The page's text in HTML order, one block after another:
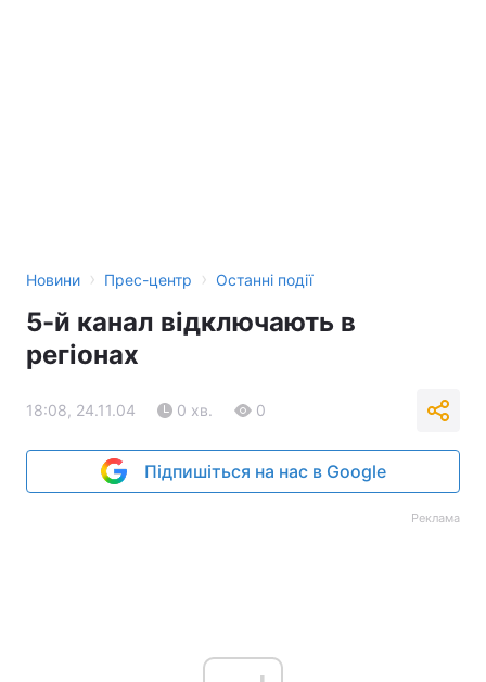
Новини › Прес-центр › Останні події
5-й канал відключають в
регіонах
18:08, 24.11.04 0 хв. 0
Підпишіться на нас в Google
Реклама